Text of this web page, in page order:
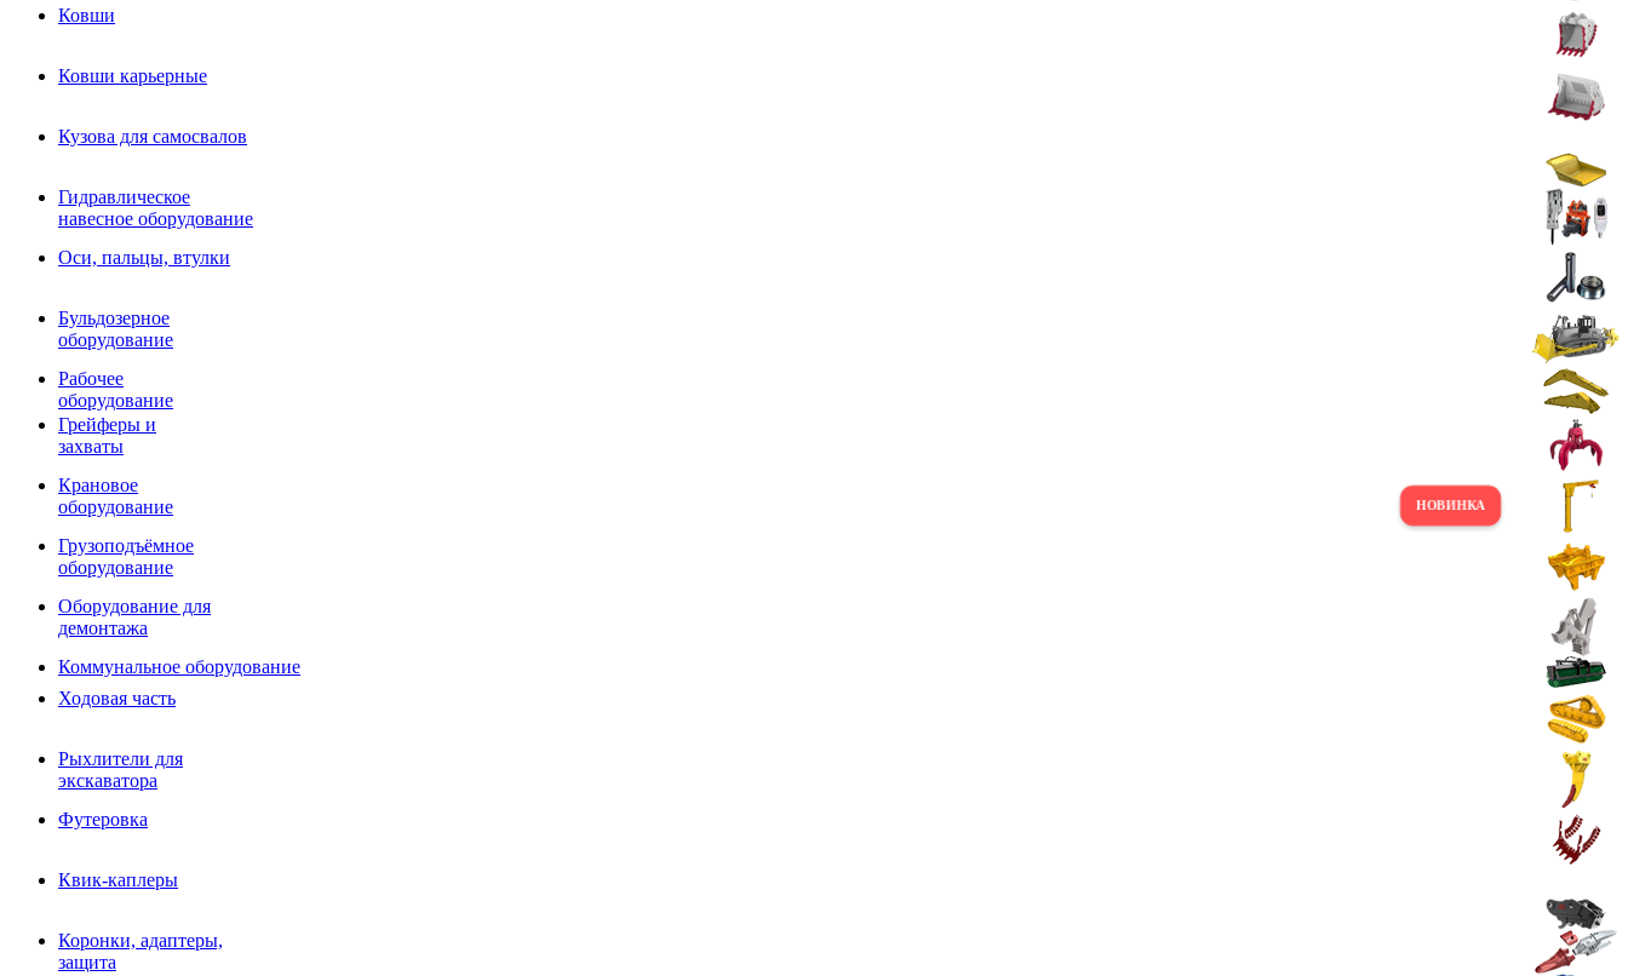
Гидравлическое навесное
оборудование
Гидробуры и шнеки
Вибротрамбовки
Навесные дорожные фрезы
Виброрипперы
Ковши дробильные щековые
Ковши дробильные роторные
Сортировочные ковши барабанные
Сортировочные ковши вальцовые
Фрезы роторные
Фрезы дисковые
Траншеекопатели
Просеивающие ковши для фронтальных погрузчиков
Распределители асфальта
Переходные плиты
Гидроразводка
РВД
Сваерезки
Как выбрать гидромолот
Ковши
Ковши карьерные
Кузова для самосвалов
Гидравлическое
навесное оборудование
Оси, пальцы, втулки
Бульдозерное
оборудование
Рабочее
оборудование
Грейферы и
захваты
Крановое
оборудование
Грузоподъёмное
оборудование
Оборудование для
демонтажа
Коммунальное оборудование
Ходовая часть
Рыхлители для
экскаватора
Футеровка
Квик-каплеры
Коронки, адаптеры,
защита